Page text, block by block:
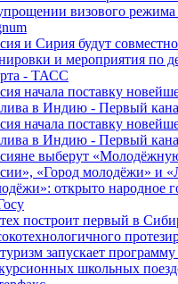
визового
и Сирия будут
и мероприятия по
- ТАСС
начала поставку
в Индию - Первый
начала поставку
в Индию - Первый
выберут
«Город молодёжи» и
открыто народное
построит первый в
запускает
школьных